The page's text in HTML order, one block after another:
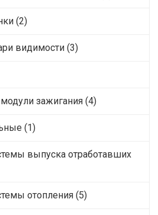
(2)
видимости (3)
зажигания (4)
(1)
выпуска отработавших
отопления (5)